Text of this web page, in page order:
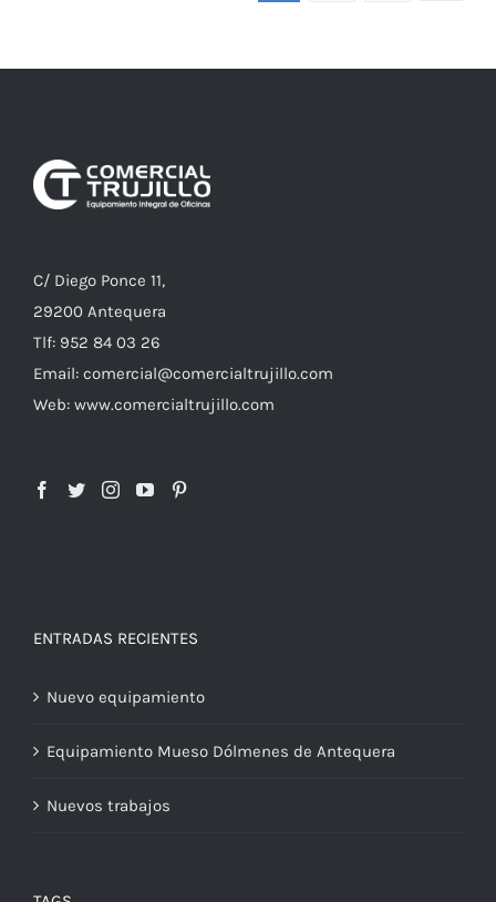
C/ Diego Ponce 11,
29200 Antequera
Tlf: 952 84 03 26
Email: comercial@comercialtrujillo.com
Web: www.comercialtrujillo.com
ENTRADAS RECIENTES
Nuevo equipamiento
Equipamiento Mueso Dólmenes de Antequera
Nuevos trabajos